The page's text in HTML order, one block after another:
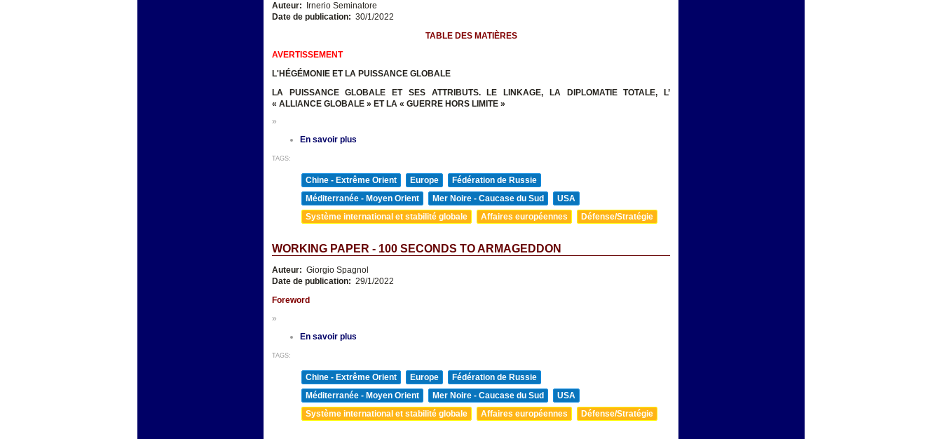
Auteur:
Irnerio Seminatore
Date de publication: 30/1/2022
TABLE DES MATIÈRES
AVERTISSEMENT
L'HÉGÉMONIE ET LA PUISSANCE GLOBALE
LA PUISSANCE GLOBALE ET SES ATTRIBUTS.
LE LINKAGE, LA DIPLOMATIE TOTALE, L’
« ALLIANCE GLOBALE » ET LA « GUERRE HORS LIMITE »
»
En savoir plus
TAGS:
Chine - Extrême Orient Europe
Fédération de Russie
Méditerranée - Moyen Orient
Mer Noire - Caucase du Sud
USA
Système international et stabilité globale
Affaires européennes Défense/Stratégie
WORKING PAPER - 100 SECONDS TO ARMAGEDDON
Auteur: Giorgio Spagnol
Date de publication: 29/1/2022
Foreword
»
En savoir plus
TAGS:
Chine - Extrême Orient Europe
Fédération de Russie
Méditerranée - Moyen Orient
Mer Noire - Caucase du Sud
USA
Système international et stabilité globale
Affaires européennes Défense/Stratégie